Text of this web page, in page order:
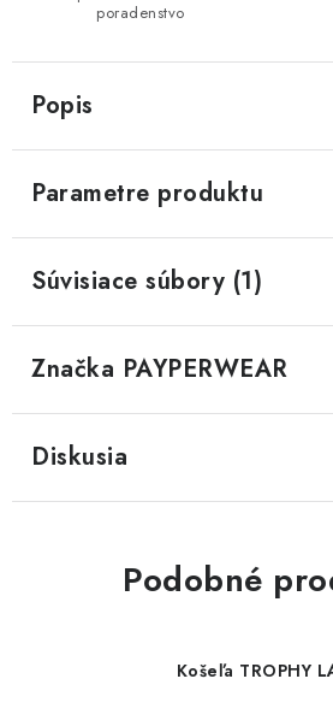
poradenstvo
Popis
Parametre produktu
Súvisiace súbory (1)
Značka PAYPERWEAR
Diskusia
Podobné
Košeľa TROPHY